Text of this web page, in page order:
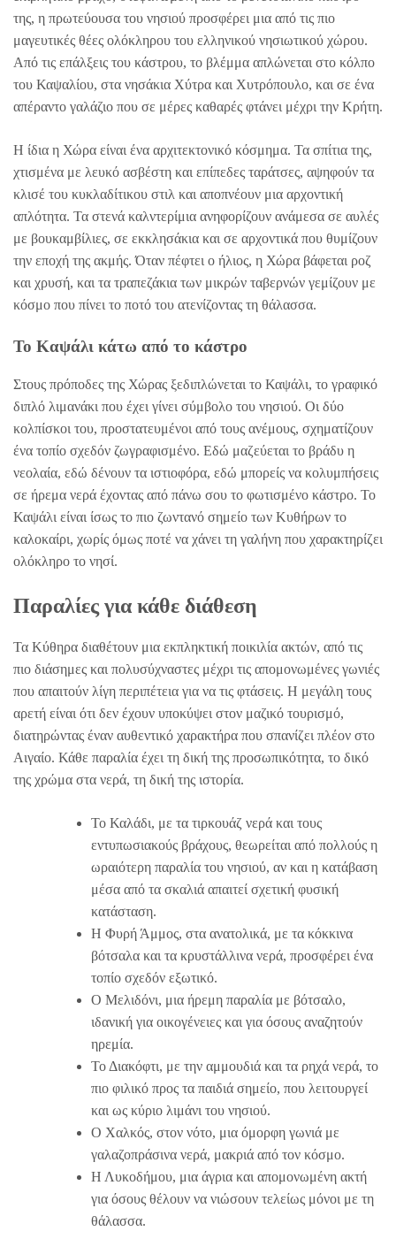
της, η πρωτεύουσα του νησιού προσφέρει μια από τις πιο
μαγευτικές θέες ολόκληρου του ελληνικού νησιωτικού χώρου.
Από τις επάλξεις του κάστρου, το βλέμμα απλώνεται στο κόλπο
του Καψαλίου, στα νησάκια Χύτρα και Χυτρόπουλο, και σε ένα
απέραντο γαλάζιο που σε μέρες καθαρές φτάνει μέχρι την Κρήτη.
Η ίδια η Χώρα είναι ένα αρχιτεκτονικό κόσμημα. Τα σπίτια της,
χτισμένα με λευκό ασβέστη και επίπεδες ταράτσες, αψηφούν τα
κλισέ του κυκλαδίτικου στιλ και αποπνέουν μια αρχοντική
απλότητα. Τα στενά καλντερίμια ανηφορίζουν ανάμεσα σε αυλές
με βουκαμβίλιες, σε εκκλησάκια και σε αρχοντικά που θυμίζουν
την εποχή της ακμής. Όταν πέφτει ο ήλιος, η Χώρα βάφεται ροζ
και χρυσή, και τα τραπεζάκια των μικρών ταβερνών γεμίζουν με
κόσμο που πίνει το ποτό του ατενίζοντας τη θάλασσα.
Το Καψάλι κάτω από το κάστρο
Στους πρόποδες της Χώρας ξεδιπλώνεται το Καψάλι, το γραφικό
διπλό λιμανάκι που έχει γίνει σύμβολο του νησιού. Οι δύο
κολπίσκοι του, προστατευμένοι από τους ανέμους, σχηματίζουν
ένα τοπίο σχεδόν ζωγραφισμένο. Εδώ μαζεύεται το βράδυ η
νεολαία, εδώ δένουν τα ιστιοφόρα, εδώ μπορείς να κολυμπήσεις
σε ήρεμα νερά έχοντας από πάνω σου το φωτισμένο κάστρο. Το
Καψάλι είναι ίσως το πιο ζωντανό σημείο των Κυθήρων το
καλοκαίρι, χωρίς όμως ποτέ να χάνει τη γαλήνη που χαρακτηρίζει
ολόκληρο το νησί.
Παραλίες για κάθε διάθεση
Τα Κύθηρα διαθέτουν μια εκπληκτική ποικιλία ακτών, από τις
πιο διάσημες και πολυσύχναστες μέχρι τις απομονωμένες γωνιές
που απαιτούν λίγη περιπέτεια για να τις φτάσεις. Η μεγάλη τους
αρετή είναι ότι δεν έχουν υποκύψει στον μαζικό τουρισμό,
διατηρώντας έναν αυθεντικό χαρακτήρα που σπανίζει πλέον στο
Αιγαίο. Κάθε παραλία έχει τη δική της προσωπικότητα, το δικό
της χρώμα στα νερά, τη δική της ιστορία.
Το Καλάδι, με τα τιρκουάζ νερά και τους
εντυπωσιακούς βράχους, θεωρείται από πολλούς η
ωραιότερη παραλία του νησιού, αν και η κατάβαση
μέσα από τα σκαλιά απαιτεί σχετική φυσική
κατάσταση.
Η Φυρή Άμμος, στα ανατολικά, με τα κόκκινα
βότσαλα και τα κρυστάλλινα νερά, προσφέρει ένα
τοπίο σχεδόν εξωτικό.
Ο Μελιδόνι, μια ήρεμη παραλία με βότσαλο,
ιδανική για οικογένειες και για όσους αναζητούν
ηρεμία.
Το Διακόφτι, με την αμμουδιά και τα ρηχά νερά, το
πιο φιλικό προς τα παιδιά σημείο, που λειτουργεί
και ως κύριο λιμάνι του νησιού.
Ο Χαλκός, στον νότο, μια όμορφη γωνιά με
γαλαζοπράσινα νερά, μακριά από τον κόσμο.
Η Λυκοδήμου, μια άγρια και απομονωμένη ακτή
για όσους θέλουν να νιώσουν τελείως μόνοι με τη
θάλασσα.